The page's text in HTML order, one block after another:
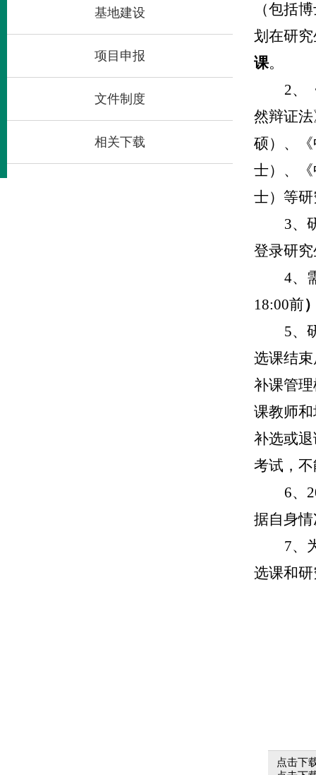
基地建设
项目申报
文件制度
相关下载
（包括
划在研
课。
2、
然辩证
硕）、
士）、
士）等
3、
登录研
4、
18:00前
5、
选课结
补课管理
课教师和
补选或
考试，
6、
据自身
7、
选课和
点击下